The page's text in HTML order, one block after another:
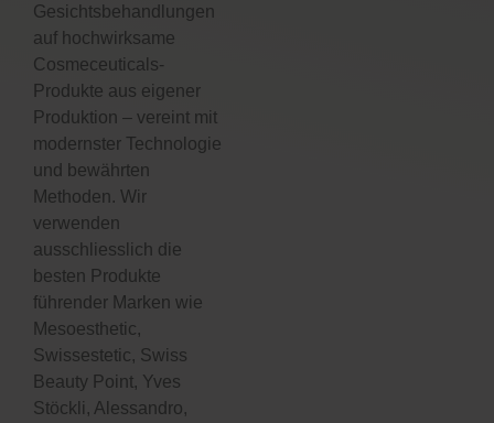
Gesichtsbehandlungen
auf hochwirksame
Cosmeceuticals-
Produkte aus eigener
Produktion – vereint mit
modernster Technologie
und bewährten
Methoden. Wir
verwenden
ausschliesslich die
besten Produkte
führender Marken wie
Mesoesthetic,
Swissestetic, Swiss
Beauty Point, Yves
Stöckli, Alessandro,